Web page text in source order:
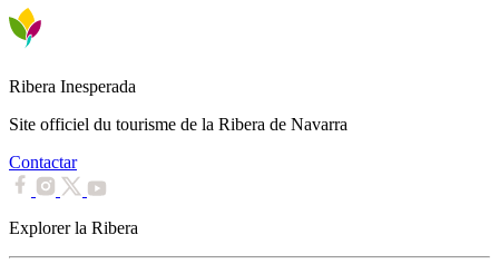
Ribera Inesperada
Site officiel du tourisme de la Ribera de Navarra
Contactar
Explorer la Ribera